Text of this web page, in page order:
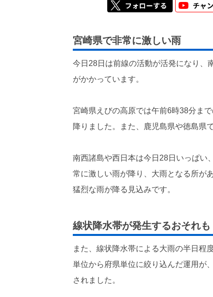
宮崎県で非常に激しい雨
今日28日は前線の活動が活発になり、
がかかっています。
宮崎県えびの高原では午前6時38分ま
降りました。また、鹿児島県や徳島県
南西諸島や西日本は今日28日いっぱい
常に激しい雨が降り、大雨となる所が
猛烈な雨が降る見込みです。
線状降水帯が発生するおそれも
また、線状降水帯による大雨の半日程
単位から府県単位に絞り込んだ運用が
されました。